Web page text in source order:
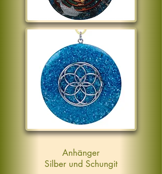
Anhänger
Silber und Schungit